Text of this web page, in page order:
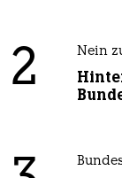
2 Nein